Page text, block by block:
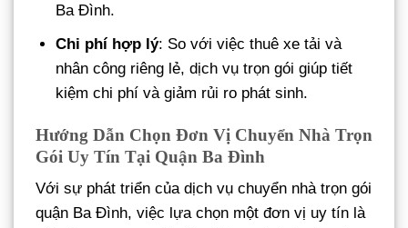
Ba Đình.
Chi phí hợp lý: So với việc thuê xe tải và
nhân công riêng lẻ, dịch vụ trọn gói giúp tiết
kiệm chi phí và giảm rủi ro phát sinh.
Hướng Dẫn Chọn Đơn Vị Chuyển Nhà Trọn
Gói Uy Tín Tại Quận Ba Đình
Với sự phát triển của dịch vụ chuyển nhà trọn gói
quận Ba Đình, việc lựa chọn một đơn vị uy tín là